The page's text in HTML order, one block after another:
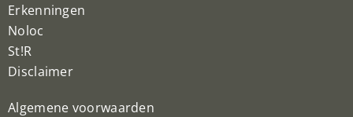
Erkenningen
Noloc
St!R
Disclaimer
Algemene voorwaarden